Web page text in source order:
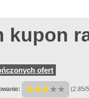
kupon
ofert
(2.85/